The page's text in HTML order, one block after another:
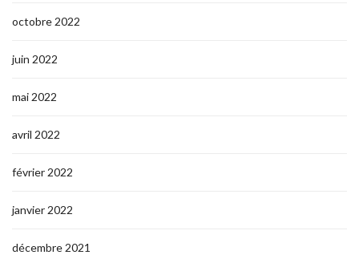
octobre 2022
juin 2022
mai 2022
avril 2022
février 2022
janvier 2022
décembre 2021